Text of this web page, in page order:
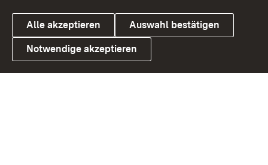
Link zum Landesportal
Alle akzeptieren Auswahl bestätigen
Notwendige akzeptieren